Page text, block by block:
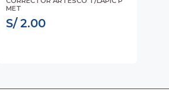
MET
S/ 2.00